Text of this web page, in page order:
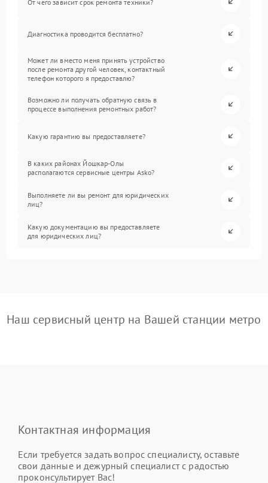
От чего зависит срок ремонта техники?
Диагностика проводится бесплатно?
Может ли вместо меня принять устройство
после ремонта другой человек, контактный
телефон которого я предоставлю?
Возможно ли получать обратную связь в
процессе выполнения ремонтных работ?
Какую гарантию вы предоставляете?
В каких районах Йошкар-Олы
располагаются сервисные центры Asko?
Выполняете ли вы ремонт для юридических
лиц?
Какую документацию вы предоставляете
для юридических лиц?
Наш сервисный центр на Вашей станции метро
Контактная информация
Если требуется задать вопрос специалисту, оставьте
свои данные и дежурный специалист с радостью
проконсультирует Вас!